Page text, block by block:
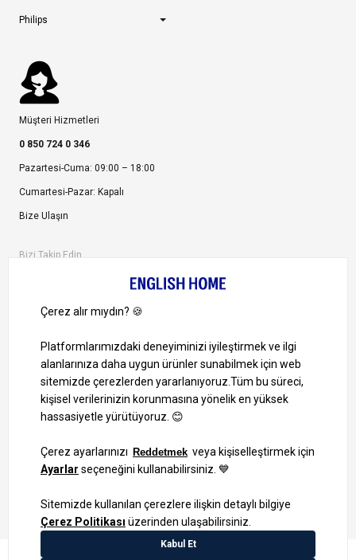
Philips
Müşteri Hizmetleri
0 850 724 0 346
Pazartesi-Cuma: 09:00 – 18:00
Cumartesi-Pazar: Kapalı
Bize Ulaşın
Bizi Takip Edin
1000 TL ve Üzeri Alışverişlerinizde Kargo Bedava!
Bilgi Toplum Hizmetleri
KVKK Veri İşleme Politikamız
Site Haritası